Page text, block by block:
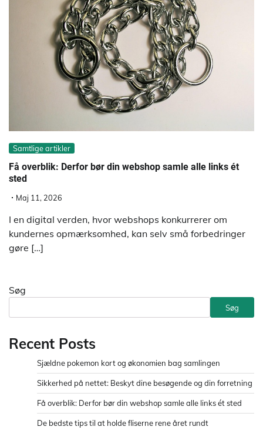
Samtlige artikler
Få overblik: Derfor bør din webshop samle alle links ét
sted
Maj 11, 2026
I en digital verden, hvor webshops konkurrerer om
kundernes opmærksomhed, kan selv små forbedringer
gøre […]
Søg
Søg
Recent Posts
Sjældne pokemon kort og økonomien bag samlingen
Sikkerhed på nettet: Beskyt dine besøgende og din forretning
Få overblik: Derfor bør din webshop samle alle links ét sted
De bedste tips til at holde fliserne rene året rundt